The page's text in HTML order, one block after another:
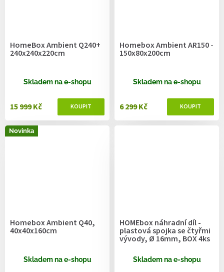
HomeBox Ambient Q240+
240x240x220cm
Skladem na e-shopu
15 999 Kč
Homebox Ambient AR150 -
150x80x200cm
Skladem na e-shopu
6 299 Kč
Novinka
Homebox Ambient Q40,
40x40x160cm
Skladem na e-shopu
HOMEbox náhradní díl -
plastová spojka se čtyřmi
vývody, Ø 16mm, BOX 4ks
Skladem na e-shopu